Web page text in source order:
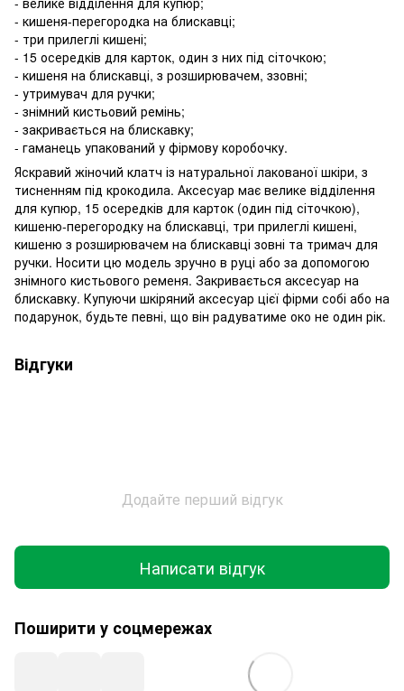
- кишеня-перегородка на блискавці;
- три прилеглі кишені;
- 15 осередків для карток, один з них під сіточкою;
- кишеня на блискавці, з розширювачем, ззовні;
- утримувач для ручки;
- знімний кистьовий ремінь;
- закривається на блискавку;
- гаманець упакований у фірмову коробочку.
Яскравий жіночий клатч із натуральної лакованої шкіри, з
тисненням під крокодила. Аксесуар має велике відділення
для купюр, 15 осередків для карток (один під сіточкою),
кишеню-перегородку на блискавці, три прилеглі кишені,
кишеню з розширювачем на блискавці зовні та тримач для
ручки. Носити цю модель зручно в руці або за допомогою
знімного кистьового ременя. Закривається аксесуар на
блискавку. Купуючи шкіряний аксесуар цієї фірми собі або на
подарунок, будьте певні, що він радуватиме око не один рік.
Відгуки
Додайте перший відгук
Написати відгук
Поширити у соцмережах